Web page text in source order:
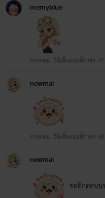
memyblue
จากตอน: วิธีเลี้ยงบอดี้การ์ด
newmai
จากตอน: วิธีเลี้ยงบอดี้การ์ด
newmai
ขออีกตอนน